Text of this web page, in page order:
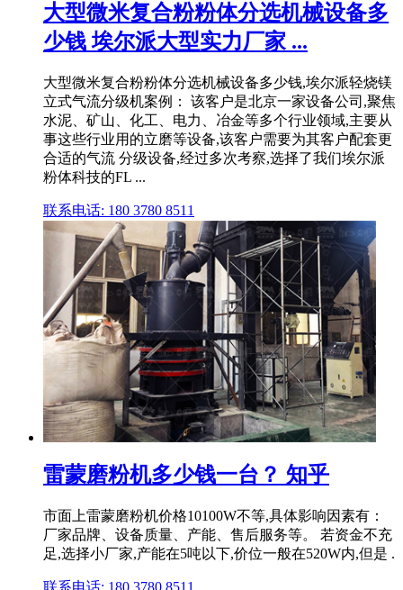
大型微米复合粉粉体分选机械设备多
少钱 埃尔派大型实力厂家 ...
大型微米复合粉粉体分选机械设备多少钱,埃尔派轻烧镁
立式气流分级机案例： 该客户是北京一家设备公司,聚焦
水泥、矿山、化工、电力、冶金等多个行业领域,主要从
事这些行业用的立磨等设备,该客户需要为其客户配套更
合适的气流 分级设备,经过多次考察,选择了我们埃尔派
粉体科技的FL ...
联系电话: 180 3780 8511
雷蒙磨粉机多少钱一台？ 知乎
市面上雷蒙磨粉机价格10100W不等,具体影响因素有：
厂家品牌、设备质量、产能、售后服务等。 若资金不充
足,选择小厂家,产能在5吨以下,价位一般在520W内,但是 .
联系电话: 180 3780 8511